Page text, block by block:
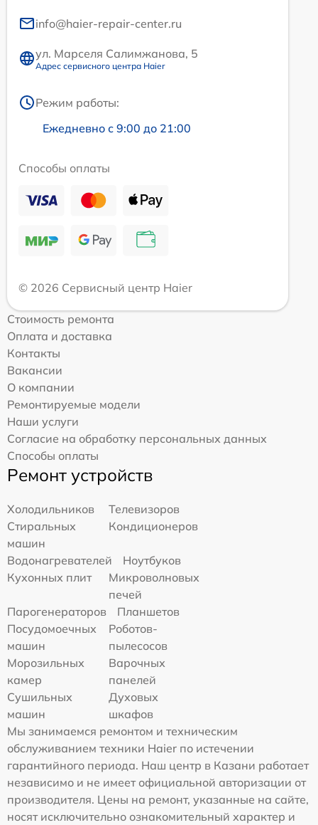
info@haier-repair-center.ru
ул. Марселя Салимжанова, 5
Адрес сервисного центра Haier
Режим работы:
Ежедневно с 9:00 до 21:00
Способы оплаты
© 2026 Сервисный центр Haier
Стоимость ремонта
Оплата и доставка
Контакты
Вакансии
О компании
Ремонтируемые модели
Наши услуги
Согласие на обработку персональных данных
Способы оплаты
Ремонт устройств
Холодильников
Телевизоров
Стиральных
машин
Кондиционеров
Водонагревателей
Ноутбуков
Кухонных плит
Микроволновых
печей
Парогенераторов
Планшетов
Посудомоечных
машин
Роботов-
пылесосов
Морозильных
камер
Варочных
панелей
Сушильных
машин
Духовых
шкафов
Мы занимаемся ремонтом и техническим
обслуживанием техники Haier по истечении
гарантийного периода. Наш центр в Казани работает
независимо и не имеет официальной авторизации от
производителя. Цены на ремонт, указанные на сайте,
носят исключительно ознакомительный характер и